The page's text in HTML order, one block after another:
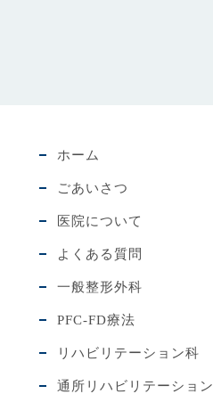
ホーム
ごあいさつ
医院について
よくある質問
一般整形外科
PFC-FD療法
リハビリテーション科
通所リハビリテーション